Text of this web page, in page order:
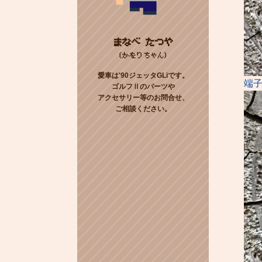
まなべ たつや
(かをりちゃん)
愛車は'90ジェッタGLiです。
ゴルフⅡのパーツや
アクセサリー等のお問合せ、
ご相談ください。
端